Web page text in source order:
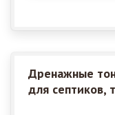
Дренажные
для септиков,